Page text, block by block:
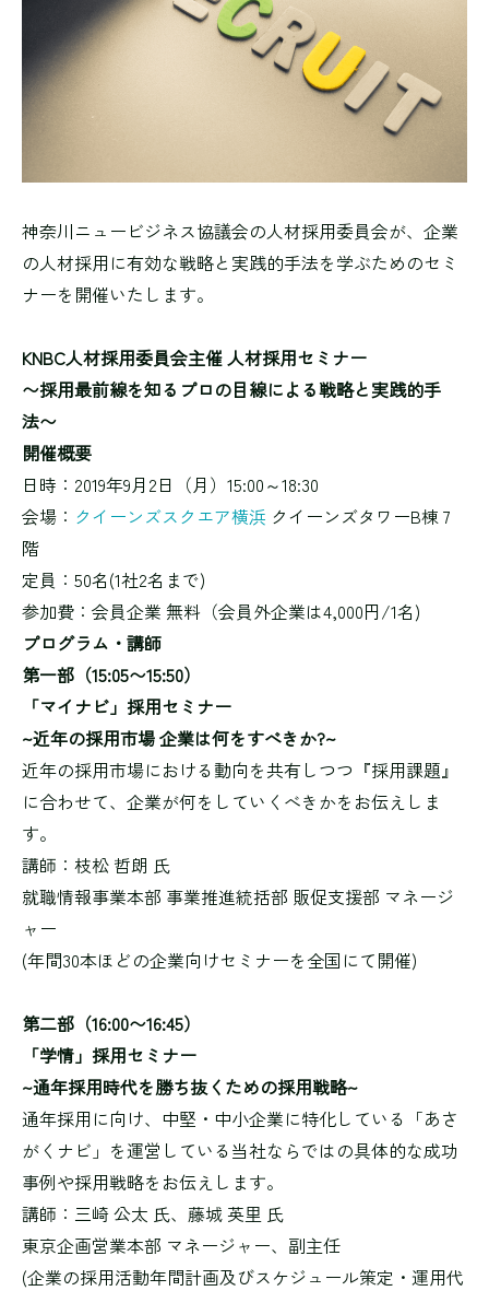
神奈川ニュービジネス協議会の人材採用委員会が、企業
の人材採用に有効な戦略と実践的手法を学ぶためのセミ
ナーを開催いたします。
KNBC人材採用委員会主催 人材採用セミナー
〜採用最前線を知るプロの目線による戦略と実践的手
法〜
開催概要
日時：2019年9月2日（月）15:00～18:30
会場： クイーンズスクエア横浜 クイーンズタワーB棟 7
階
定員：50名(1社2名まで)
参加費：会員企業 無料（会員外企業は4,000円/1名)
プログラム・講師
第一部（15:05〜15:50）
「マイナビ」採用セミナー
~近年の採用市場 企業は何をすべきか?~
近年の採用市場における動向を共有しつつ『採用課題』
に合わせて、企業が何をしていくべきかをお伝えしま
す。
講師：枝松 哲朗 氏
就職情報事業本部 事業推進統括部 販促支援部 マネージ
ャー
(年間30本ほどの企業向けセミナーを全国にて開催)
第二部（16:00〜16:45）
「学情」採用セミナー
~通年採用時代を勝ち抜くための採用戦略~
通年採用に向け、中堅・中小企業に特化している「あさ
がくナビ」を運営している当社ならではの具体的な成功
事例や採用戦略をお伝えします。
講師：三崎 公太 氏、藤城 英里 氏
東京企画営業本部 マネージャー、副主任
(企業の採用活動年間計画及びスケジュール策定・運用代